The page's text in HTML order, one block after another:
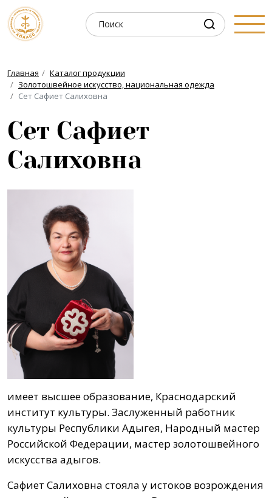
Главная
Каталог продукции
Золотошвейное искусство, национальная одежда
Сет Сафиет Салиховна
Сет Сафиет
Салиховна
имеет высшее образование, Краснодарский
институт культуры. Заслуженный работник
культуры Республики Адыгея, Народный мастер
Российской Федерации, мастер золотошвейного
искусства адыгов.
Сафиет Салиховна стояла у истоков возрождения